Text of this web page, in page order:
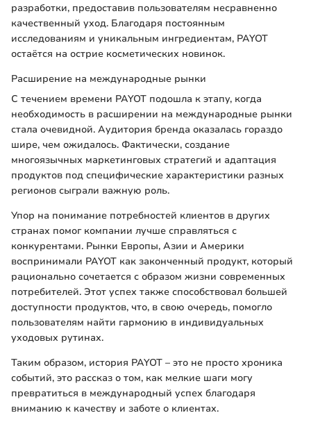
разработки, предоставив пользователям несравненно
качественный уход. Благодаря постоянным
исследованиям и уникальным ингредиентам, PAYOT
остаётся на острие косметических новинок.
Расширение на международные рынки
С течением времени PAYOT подошла к этапу, когда
необходимость в расширении на международные рынки
стала очевидной. Аудитория бренда оказалась гораздо
шире, чем ожидалось. Фактически, создание
многоязычных маркетинговых стратегий и адаптация
продуктов под специфические характеристики разных
регионов сыграли важную роль.
Упор на понимание потребностей клиентов в других
странах помог компании лучше справляться с
конкурентами. Рынки Европы, Азии и Америки
воспринимали PAYOT как законченный продукт, который
рационально сочетается с образом жизни современных
потребителей. Этот успех также способствовал большей
доступности продуктов, что, в свою очередь, помогло
пользователям найти гармонию в индивидуальных
уходовых рутинах.
Таким образом, история PAYOT – это не просто хроника
событий, это рассказ о том, как мелкие шаги могу
превратиться в международный успех благодаря
вниманию к качеству и заботе о клиентах.